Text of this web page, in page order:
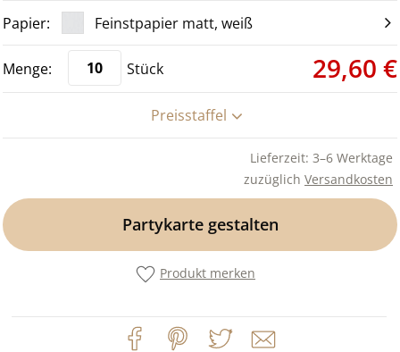
Feinstpapier matt, weiß
Stück 29,60 €
Preisstaffel
Lieferzeit: 3–6 Werktage
zuzüglich Versandkosten
Partykarte gestalten
Produkt merken